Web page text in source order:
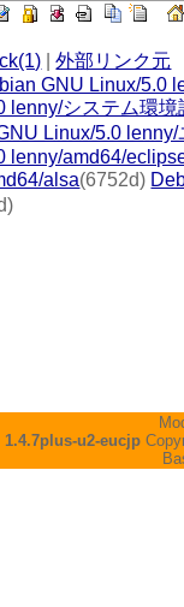
|外部リンク元
GNU Linux/5.0
lenny/システム環境
Linux/5.0
lenny/amd64/
alsa(6752d)
u2-eucjp